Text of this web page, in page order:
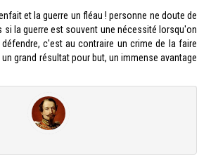
et la guerre un fléau ! personne ne doute de
si la guerre est souvent une nécessité lorsqu'on
c'est au contraire un crime de la faire
grand résultat pour but, un immense avantage